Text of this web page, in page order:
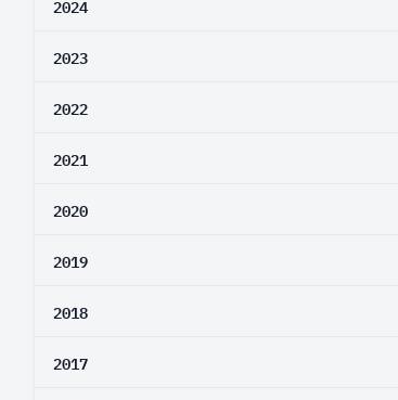
2024
2023
2022
2021
2020
2019
2018
2017